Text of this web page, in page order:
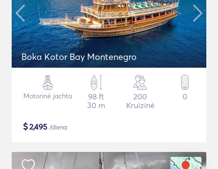
Boka Kotor Bay Montenegro
Motorinė jachta
98 ft
30 m
200
Kruizinė
0
$2,495 /diena